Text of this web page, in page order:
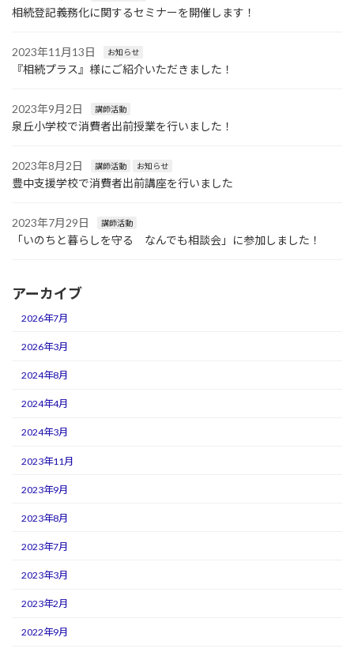
相続登記義務化に関するセミナーを開催します！
2023年11月13日 お知らせ
『相続プラス』様にご紹介いただきました！
2023年9月2日 講師活動
泉丘小学校で消費者出前授業を行いました！
2023年8月2日 講師活動 お知らせ
豊中支援学校で消費者出前講座を行いました
2023年7月29日 講師活動
「いのちと暮らしを守る なんでも相談会」に参加しました！
アーカイブ
2026年7月
2026年3月
2024年8月
2024年4月
2024年3月
2023年11月
2023年9月
2023年8月
2023年7月
2023年3月
2023年2月
2022年9月